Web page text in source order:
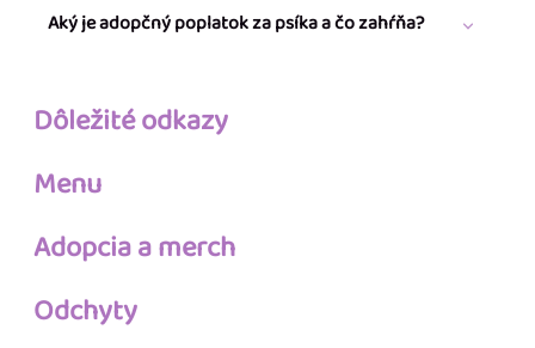
Aký je adopčný poplatok za psíka a čo zahŕňa?
Dôležité odkazy
Menu
Adopcia a merch
Odchyty